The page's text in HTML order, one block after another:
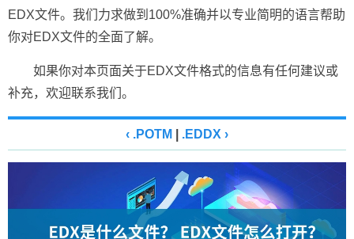
EDX文件。我们力求做到100%准确并以专业简明的语言帮助
你对EDX文件的全面了解。
如果你对本页面关于EDX文件格式的信息有任何建议或
补充，欢迎联系我们。
‹ .POTM .EDDX ›